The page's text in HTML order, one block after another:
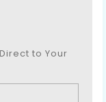
to Your